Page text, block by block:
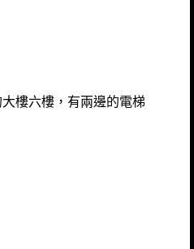
樓六樓，有兩邊的電梯